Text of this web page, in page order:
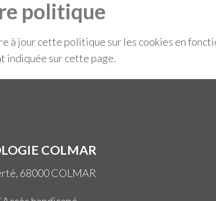
politique
à jour cette politique sur les cookies en
indiquée sur cette page.
COLMAR
68000 COLMAR